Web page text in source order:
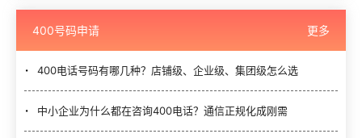
400号码申请 更多
400电话号码有哪几种？店铺级、企业级、集团级怎么选
中小企业为什么都在咨询400电话？通信正规化成刚需